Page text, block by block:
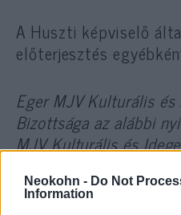
Neokohn - Do Not
Information
A Huszti képviselő
előterjesztés
Eger MJV Kulturális
Bizottsága az alábbi
MJV Kulturális és
elhatárolódik Dr. Rák
képviselőtől és az